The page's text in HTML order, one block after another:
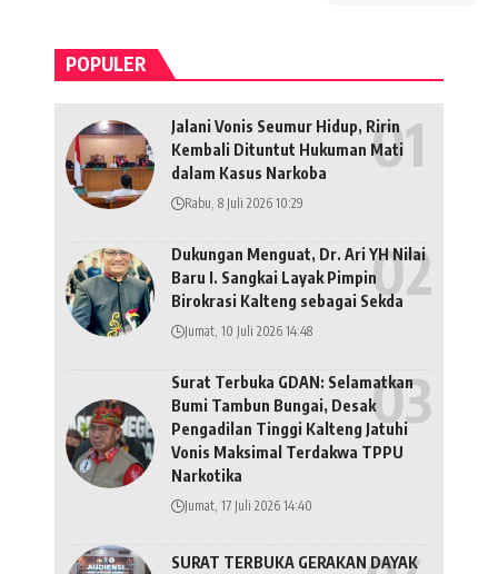
POPULER
Jalani Vonis Seumur Hidup, Ririn
Kembali Dituntut Hukuman Mati
dalam Kasus Narkoba
Rabu, 8 Juli 2026 10:29
Dukungan Menguat, Dr. Ari YH Nilai
Baru I. Sangkai Layak Pimpin
Birokrasi Kalteng sebagai Sekda
Jumat, 10 Juli 2026 14:48
Surat Terbuka GDAN: Selamatkan
Bumi Tambun Bungai, Desak
Pengadilan Tinggi Kalteng Jatuhi
Vonis Maksimal Terdakwa TPPU
Narkotika
Jumat, 17 Juli 2026 14:40
SURAT TERBUKA GERAKAN DAYAK